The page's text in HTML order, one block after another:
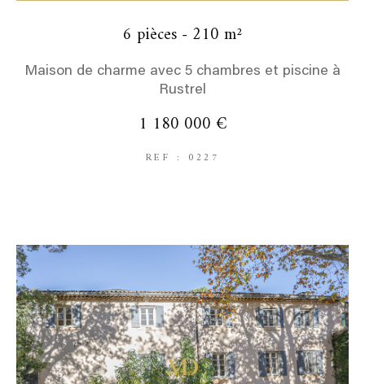
6 pièces - 210 m²
Maison de charme avec 5 chambres et piscine à
Rustrel
1 180 000 €
REF : 0227